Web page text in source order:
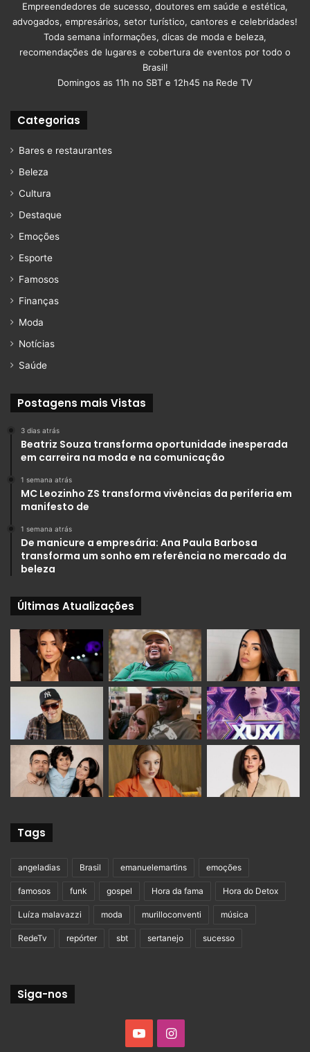
Empreendedores de sucesso, doutores em saúde e estética,
advogados, empresários, setor turístico, cantores e celebridades!
Toda semana informações, dicas de moda e beleza,
recomendações de lugares e cobertura de eventos por todo o
Brasil!
Domingos as 11h no SBT e 12h45 na Rede TV
Categorias
Bares e restaurantes
Beleza
Cultura
Destaque
Emoções
Esporte
Famosos
Finanças
Moda
Notícias
Saúde
Postagens mais Vistas
3 dias atrás
Beatriz Souza transforma oportunidade inesperada
em carreira na moda e na comunicação
1 semana atrás
MC Leozinho ZS transforma vivências da periferia em
manifesto de
1 semana atrás
De manicure a empresária: Ana Paula Barbosa
transforma um sonho em referência no mercado da
beleza
Últimas Atualizações
Tags
angeladias Brasil emanuelemartins emoções
famosos funk gospel Hora da fama Hora do Detox
Luíza malavazzi moda murilloconventi música
RedeTv repórter sbt sertanejo sucesso
Siga-nos
YouTubeInstagram